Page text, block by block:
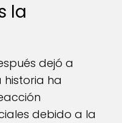
la
dejó a
historia ha
debido a la